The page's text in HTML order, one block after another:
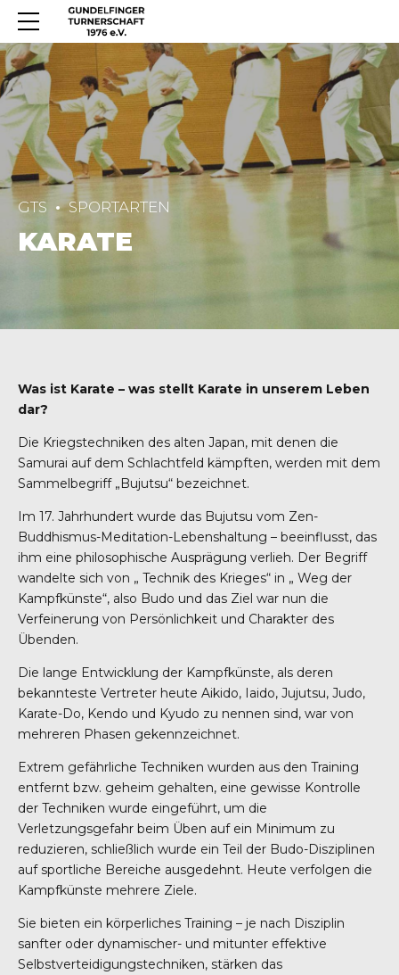
GTS SPORTARTEN
KARATE
Was ist Karate – was stellt Karate in unserem Leben
dar?
Die Kriegstechniken des alten Japan, mit denen die
Samurai auf dem Schlachtfeld kämpften, werden mit dem
Sammelbegriff „Bujutsu“ bezeichnet.
Im 17. Jahrhundert wurde das Bujutsu vom Zen-
Buddhismus-Meditation-Lebenshaltung – beeinflusst, das
ihm eine philosophische Ausprägung verlieh. Der Begriff
wandelte sich von „ Technik des Krieges“ in „ Weg der
Kampfkünste“, also Budo und das Ziel war nun die
Verfeinerung von Persönlichkeit und Charakter des
Übenden.
Die lange Entwicklung der Kampfkünste, als deren
bekannteste Vertreter heute Aikido, Iaido, Jujutsu, Judo,
Karate-Do, Kendo und Kyudo zu nennen sind, war von
mehreren Phasen gekennzeichnet.
Extrem gefährliche Techniken wurden aus den Training
entfernt bzw. geheim gehalten, eine gewisse Kontrolle
der Techniken wurde eingeführt, um die
Verletzungsgefahr beim Üben auf ein Minimum zu
reduzieren, schließlich wurde ein Teil der Budo-Disziplinen
auf sportliche Bereiche ausgedehnt. Heute verfolgen die
Kampfkünste mehrere Ziele.
Sie bieten ein körperliches Training – je nach Disziplin
sanfter oder dynamischer- und mitunter effektive
Selbstverteidigungstechniken, stärken das